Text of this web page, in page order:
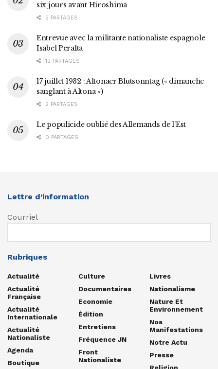
six jours avant Hiroshima
2 PARTAGES
Entrevue avec la militante nationaliste espagnole
Isabel Peralta
12 PARTAGES
17 juillet 1932 : Altonaer Blutsonntag (« dimanche
sanglant à Altona »)
2 PARTAGES
Le populicide oublié des Allemands de l’Est
0 PARTAGES
Lettre d’information
Courriel
Rubriques
Actualité
Actualité
Française
Actualité
Internationale
Actualité
Nationaliste
Agenda
Boutique
Culture
Documentaires
Economie
Édition
Entretiens
Fréquence JN
Front
Nationaliste
Livres
Nationalisme
Nature Et
Environnement
Nos
Manifestations
Notre Actu
Presse